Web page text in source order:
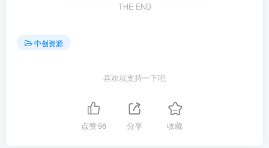
THE END
中创资源
喜欢就支持一下吧
点赞96 分享 收藏